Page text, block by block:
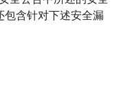
含针对下述安全漏